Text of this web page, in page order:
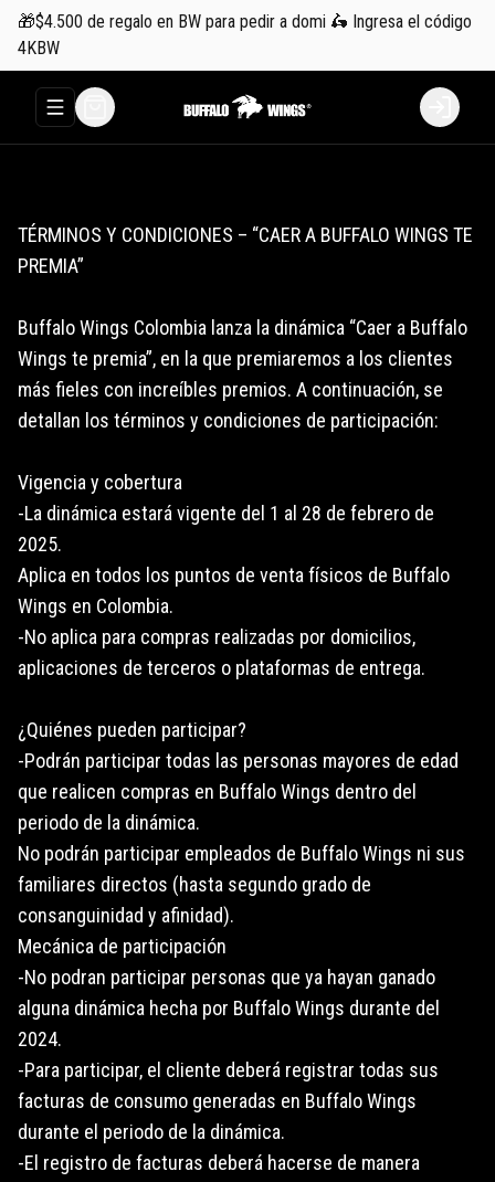
🎁$4.500 de regalo en BW para pedir a domi 🛵 Ingresa el código
4KBW
Abrir menu de navegación Login
TÉRMINOS Y CONDICIONES – “CAER A BUFFALO WINGS TE
PREMIA”
Buffalo Wings Colombia lanza la dinámica “Caer a Buffalo
Wings te premia”, en la que premiaremos a los clientes
más fieles con increíbles premios. A continuación, se
detallan los términos y condiciones de participación:
Vigencia y cobertura
-La dinámica estará vigente del 1 al 28 de febrero de
2025.
Aplica en todos los puntos de venta físicos de Buffalo
Wings en Colombia.
-No aplica para compras realizadas por domicilios,
aplicaciones de terceros o plataformas de entrega.
¿Quiénes pueden participar?
-Podrán participar todas las personas mayores de edad
que realicen compras en Buffalo Wings dentro del
periodo de la dinámica.
No podrán participar empleados de Buffalo Wings ni sus
familiares directos (hasta segundo grado de
consanguinidad y afinidad).
Mecánica de participación
-No podran participar personas que ya hayan ganado
alguna dinámica hecha por Buffalo Wings durante del
2024.
-Para participar, el cliente deberá registrar todas sus
facturas de consumo generadas en Buffalo Wings
durante el periodo de la dinámica.
-El registro de facturas deberá hacerse de manera